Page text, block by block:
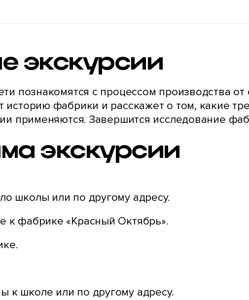
экскурсии
познакомятся с процессом производства
историю фабрики и расскажет о том, какие
применяются. Завершится исследование
экскурсии
школы или по другому адресу.
к фабрике «Красный Октябрь».
к школе или по другому адресу.